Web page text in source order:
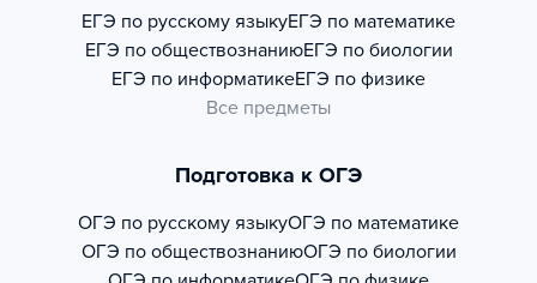
ЕГЭ по русскому языкуЕГЭ по математике
ЕГЭ по обществознаниюЕГЭ по биологии
ЕГЭ по информатикеЕГЭ по физике
Все предметы
Подготовка к ОГЭ
ОГЭ по русскому языкуОГЭ по математике
ОГЭ по обществознаниюОГЭ по биологии